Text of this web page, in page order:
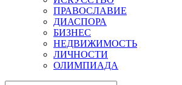
ПРАВОСЛАВИЕ
ДИАСПОРА
БИЗНЕС
НЕДВИЖИМОСТЬ
ЛИЧНОСТИ
ОЛИМПИАДА